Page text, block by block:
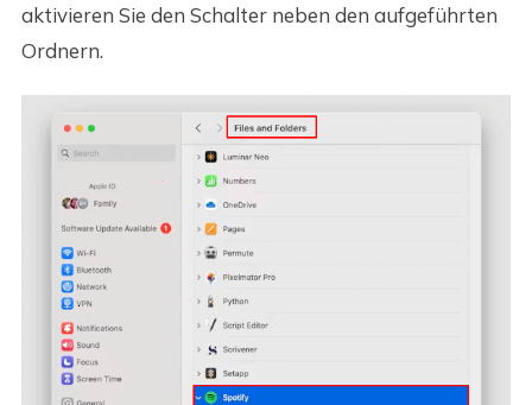
aktivieren Sie den Schalter neben den aufgeführten
Ordnern.